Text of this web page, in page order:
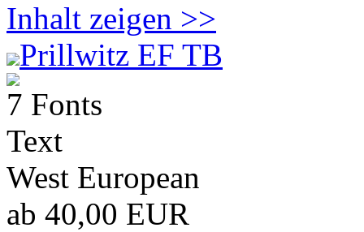
Inhalt zeigen >>
Prillwitz EF TB
7 Fonts
Text
West European
ab 40,00 EUR